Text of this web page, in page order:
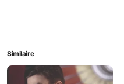
Similaire